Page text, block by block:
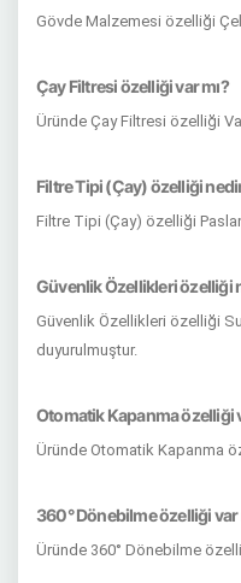
Gövde Malzemesi özelliği
Çay Filtresi özelliği var mı?
Üründe Çay Filtresi özelliği
Filtre Tipi (Çay) özelliği
Filtre Tipi (Çay) özelliği
Güvenlik Özellikleri özelliği
Güvenlik Özellikleri özelliği
duyurulmuştur.
Otomatik Kapanma özelliği
Üründe Otomatik Kapanma
360° Dönebilme özelliği var
Üründe 360° Dönebilme